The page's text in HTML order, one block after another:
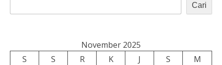
Cari
November 2025
S
S R K J S
M